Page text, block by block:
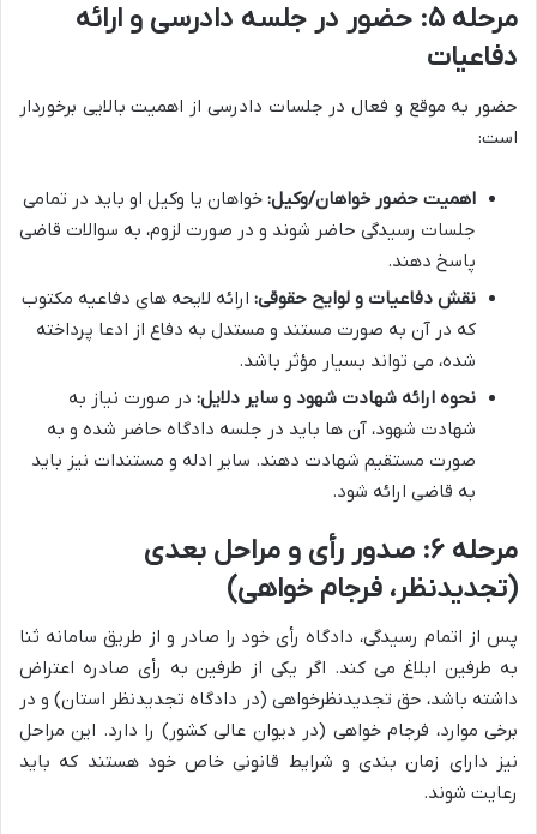
مرحله ۵: حضور در جلسه دادرسی و ارائه
دفاعیات
حضور به موقع و فعال در جلسات دادرسی از اهمیت بالایی برخوردار
است:
اهمیت حضور خواهان/وکیل: خواهان یا وکیل او باید در تمامی
جلسات رسیدگی حاضر شوند و در صورت لزوم، به سوالات قاضی
پاسخ دهند.
نقش دفاعیات و لوایح حقوقی: ارائه لایحه های دفاعیه مکتوب
که در آن به صورت مستند و مستدل به دفاع از ادعا پرداخته
شده، می تواند بسیار مؤثر باشد.
نحوه ارائه شهادت شهود و سایر دلایل: در صورت نیاز به
شهادت شهود، آن ها باید در جلسه دادگاه حاضر شده و به
صورت مستقیم شهادت دهند. سایر ادله و مستندات نیز باید
به قاضی ارائه شود.
مرحله ۶: صدور رأی و مراحل بعدی
(تجدیدنظر، فرجام خواهی)
پس از اتمام رسیدگی، دادگاه رأی خود را صادر و از طریق سامانه ثنا
به طرفین ابلاغ می کند. اگر یکی از طرفین به رأی صادره اعتراض
داشته باشد، حق تجدیدنظرخواهی (در دادگاه تجدیدنظر استان) و در
برخی موارد، فرجام خواهی (در دیوان عالی کشور) را دارد. این مراحل
نیز دارای زمان بندی و شرایط قانونی خاص خود هستند که باید
رعایت شوند.